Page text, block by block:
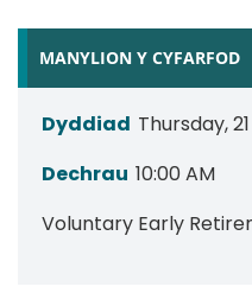
MANYLION Y CYFARFOD
Dyddiad Thursday,
Dechrau 10:00 AM
Voluntary Early